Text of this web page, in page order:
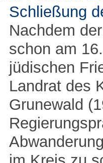
Schließung
Nachdem
schon am
jüdischen
Landrat des
Grunewald